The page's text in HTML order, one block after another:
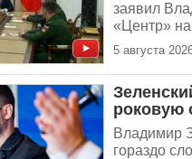
заявил
«Центр»
5 августа
роковую
Владимир
гораздо